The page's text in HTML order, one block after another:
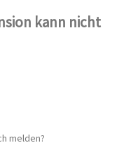
kann nicht
melden?